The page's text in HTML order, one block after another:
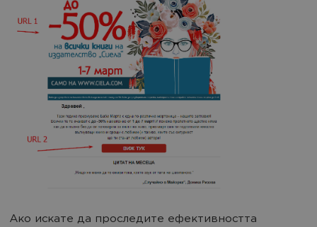
Ако искате да проследите ефективността